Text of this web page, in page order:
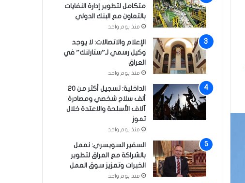
متكامل لتطوير إدارة النفايات
بالتعاون مع البنك الدولي
منذ يوم واحد
الإعلام والاتصالات: لا يوجد
وكيل رسمي لـ”ستارلنك” في
العراق
منذ يوم واحد
الداخلية: تسجيل أكثر من 20
ألف سلاح شخصي ومصادرة
آلاف الأسلحة والاعتدة خلال
تموز
منذ يوم واحد
السفير السويسري: نعمل
بالشراكة مع العراق لتطوير
الخبرات وتعزيز سوق العمل
منذ يوم واحد